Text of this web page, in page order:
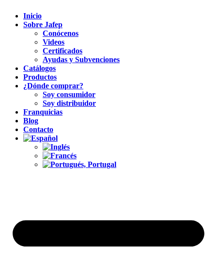
Inicio
Sobre Jafep
Conócenos
Videos
Certificados
Ayudas y Subvenciones
Catálogos
Productos
¿Dónde comprar?
Soy consumidor
Soy distribuidor
Franquicias
Blog
Contacto